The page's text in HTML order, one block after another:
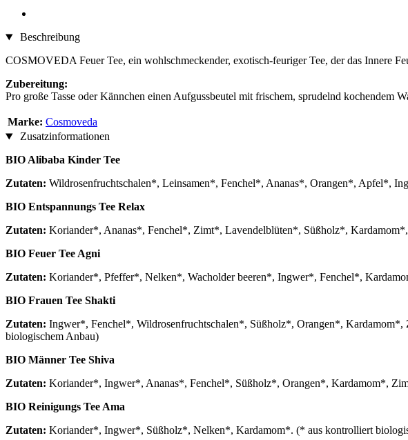
Beschreibung
COSMOVEDA Feuer Tee, ein wohlschmeckender, exotisch-feuriger Tee, der das Innere
Zubereitung:
Pro große Tasse oder Kännchen einen Aufgussbeutel mit frischem, sprudelnd kochendem
Marke: Cosmoveda
Zusatzinformationen
BIO Alibaba Kinder Tee
Zutaten: Wildrosenfruchtschalen*, Leinsamen*, Fenchel*, Ananas*, Orangen*, Apfel*,
BIO Entspannungs Tee Relax
Zutaten: Koriander*, Ananas*, Fenchel*, Zimt*, Lavendelblüten*, Süßholz*,
BIO Feuer Tee Agni
Zutaten: Koriander*, Pfeffer*, Nelken*, Wacholder beeren*, Ingwer*, Fenchel*,
BIO Frauen Tee Shakti
Zutaten: Ingwer*, Fenchel*, Wildrosenfruchtschalen*, Süßholz*, Orangen*,
biologischem Anbau)
BIO Männer Tee Shiva
Zutaten: Koriander*, Ingwer*, Ananas*, Fenchel*, Süßholz*, Orangen*, Kardamom*,
BIO Reinigungs Tee Ama
Zutaten: Koriander*, Ingwer*, Süßholz*, Nelken*, Kardamom*. (* aus kontrolliert